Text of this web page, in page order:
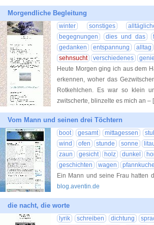
Morgendliche Begleitung
winter sonstiges
begegnungen
dies und das
gedanken
entspannung alltag
sehnsucht
verschiedenes
Heute Morgen ging ich aus dem
erkennen, woher das
Rotkehlchen. Es war so klein
zwitscherte, blinzelte es mich an –
Vom Mann und seinen drei Töchtern
boot gesamt mittagessen
wind
ofen stunde sonne
zaun
gesicht holz dunkel
geschichten
wagen
Ein Mann und seine Frau hatten
blog.aventin.de
die nacht, die worte
lyrik schreiben dichtung